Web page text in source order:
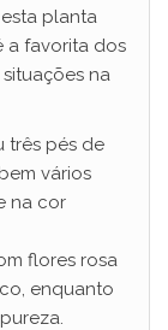
planta
a favorita dos
na
três pés de
vários
na cor
flores rosa
enquanto